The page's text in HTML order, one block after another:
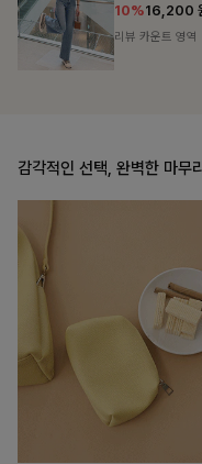
감각적인 선택, 완벽한 마무리